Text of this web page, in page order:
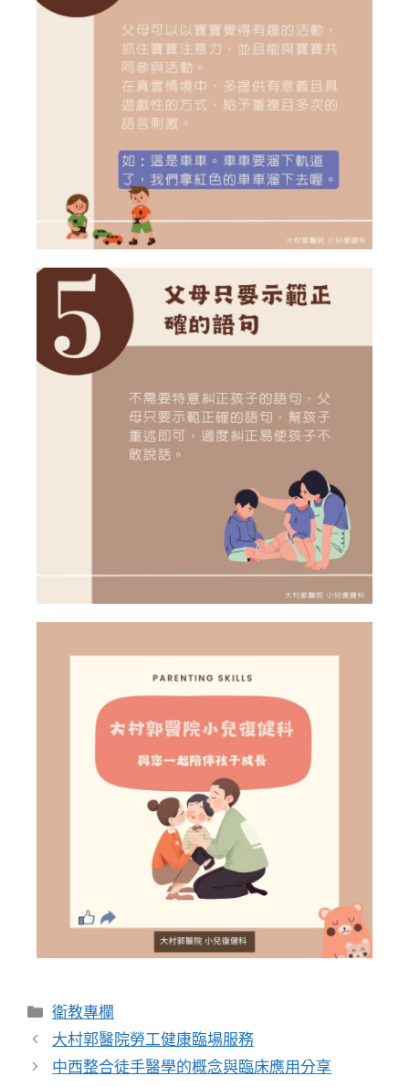
衛教專欄
大村郭醫院勞工健康臨場服務
中西整合徒手醫學的概念與臨床應用分享